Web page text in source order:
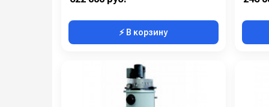
⚡ В корзину